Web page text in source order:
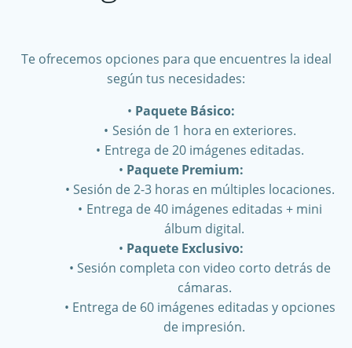
Te ofrecemos opciones para que encuentres la ideal
según tus necesidades:
Paquete Básico:
Sesión de 1 hora en exteriores.
Entrega de 20 imágenes editadas.
Paquete Premium:
Sesión de 2-3 horas en múltiples locaciones.
Entrega de 40 imágenes editadas + mini
álbum digital.
Paquete Exclusivo:
Sesión completa con video corto detrás de
cámaras.
Entrega de 60 imágenes editadas y opciones
de impresión.